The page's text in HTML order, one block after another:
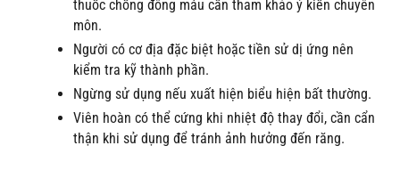
thuốc chống đông máu cần tham khảo ý kiến chuyên
môn.
Người có cơ địa đặc biệt hoặc tiền sử dị ứng nên
kiểm tra kỹ thành phần.
Ngừng sử dụng nếu xuất hiện biểu hiện bất thường.
Viên hoàn có thể cứng khi nhiệt độ thay đổi, cần cẩn
thận khi sử dụng để tránh ảnh hưởng đến răng.